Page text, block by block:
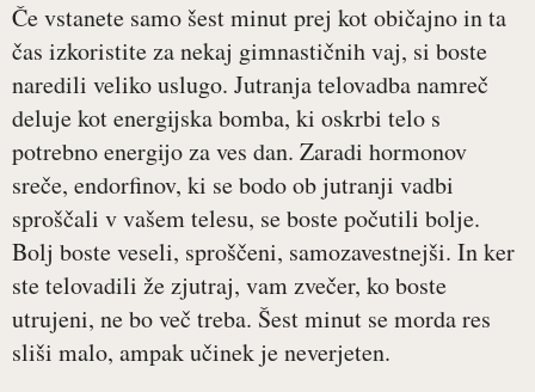
Če vstanete samo šest minut prej kot običajno in ta
čas izkoristite za nekaj gimnastičnih vaj, si boste
naredili veliko uslugo. Jutranja telovadba namreč
deluje kot energijska bomba, ki oskrbi telo s
potrebno energijo za ves dan. Zaradi hormonov
sreče, endorfinov, ki se bodo ob jutranji vadbi
sproščali v vašem telesu, se boste počutili bolje.
Bolj boste veseli, sproščeni, samozavestnejši. In ker
ste telovadili že zjutraj, vam zvečer, ko boste
utrujeni, ne bo več treba. Šest minut se morda res
sliši malo, ampak učinek je neverjeten.